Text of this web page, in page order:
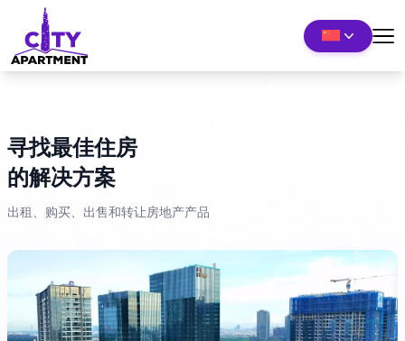
寻找最佳住房
的解决方案
出租、购买、出售和转让房地产产品